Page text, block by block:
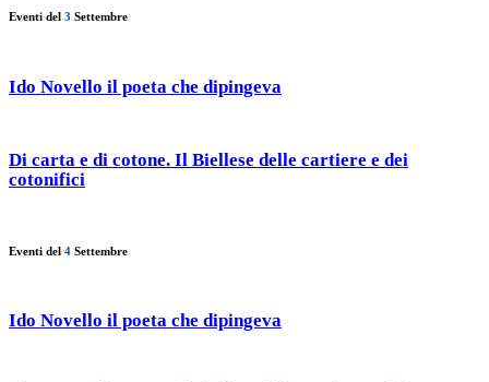
Eventi del 3 Settembre
Ido Novello il poeta che dipingeva
Di carta e di cotone. Il Biellese delle cartiere e dei
cotonifici
Eventi del 4 Settembre
Ido Novello il poeta che dipingeva